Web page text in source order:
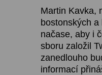
Martin Kavka,
bostonských
načase, aby i
sboru založil
zanedlouho
informací